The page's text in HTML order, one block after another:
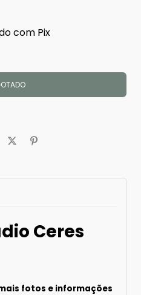
com Pix
Ceres
fotos e informações